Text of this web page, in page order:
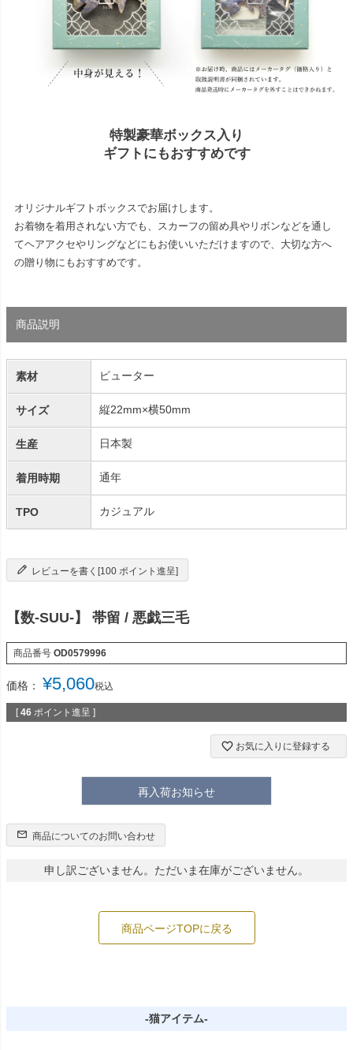
特製豪華ボックス入り
ギフトにもおすすめです
オリジナルギフトボックスでお届けします。
お着物を着用されない方でも、スカーフの留め具やリボンなどを通し
てヘアアクセやリングなどにもお使いいただけますので、大切な方へ
の贈り物にもおすすめです。
商品説明
素材 ピューター
サイズ 縦22mm×横50mm
生産 日本製
着用時期 通年
TPO カジュアル
レビューを書く[100 ポイント進呈]
【数-SUU-】 帯留 / 悪戯三毛
商品番号 OD0579996
価格： ¥5,060税込
[ 46 ポイント進呈 ]
お気に入りに登録する
再入荷お知らせ
商品についてのお問い合わせ
申し訳ございません。ただいま在庫がございません。
商品ページTOPに戻る
-猫アイテム-